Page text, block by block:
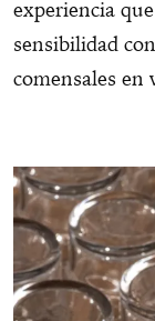
experiencia
sensibilidad
comensales en